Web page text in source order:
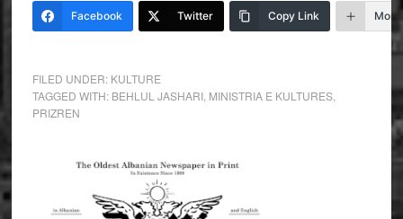
Facebook Twitter Copy Link More
FILED UNDER: KULTURE
TAGGED WITH: BEHLUL JASHARI, MINISTRIA E KULTURES,
PRIZREN